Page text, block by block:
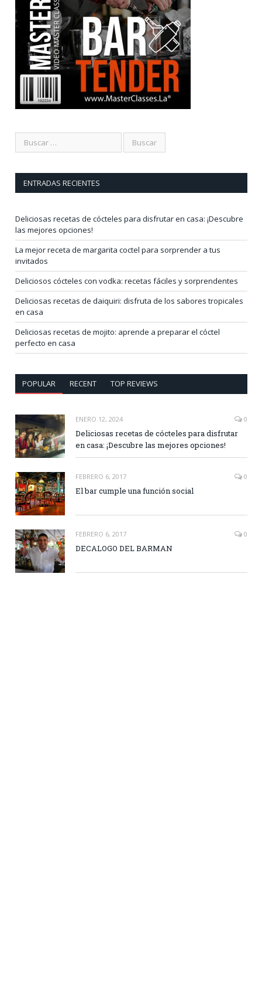
ENTRADAS RECIENTES
Deliciosas recetas de cócteles para disfrutar en casa: ¡Descubre
las mejores opciones!
La mejor receta de margarita coctel para sorprender a tus
invitados
Deliciosos cócteles con vodka: recetas fáciles y sorprendentes
Deliciosas recetas de daiquiri: disfruta de los sabores tropicales
en casa
Deliciosas recetas de mojito: aprende a preparar el cóctel
perfecto en casa
POPULAR RECENT TOP REVIEWS
ENERO 12, 2024 0
Deliciosas recetas de cócteles para disfrutar
en casa: ¡Descubre las mejores opciones!
FEBRERO 6, 2017 0
El bar cumple una función social
FEBRERO 6, 2017 0
DECALOGO DEL BARMAN